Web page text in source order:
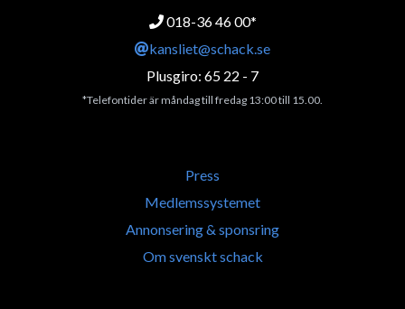
018-36 46 00*
kansliet@schack.se
Plusgiro: 65 22 - 7
*Telefontider är måndag till fredag 13:00 till 15.00.
Press
Medlemssystemet
Annonsering & sponsring
Om svenskt schack